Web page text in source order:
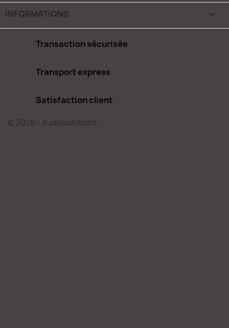
INFORMATIONS keyboard_arrow_down
Transaction sécurisée
Transport express
Satisfaction client
© 2026 - Audiosolutions